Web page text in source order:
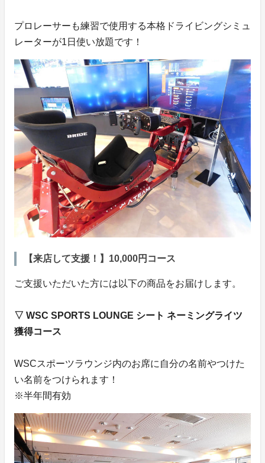
プロレーサーも練習で使用する本格ドライビングシミュ
レーターが1日使い放題です！
【来店して支援！】10,000円コース
ご支援いただいた方には以下の商品をお届けします。
▽ WSC SPORTS LOUNGE シート ネーミングライツ
獲得コース
WSCスポーツラウンジ内のお席に自分の名前やつけた
い名前をつけられます！
※半年間有効